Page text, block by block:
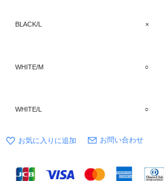
BLACK/L ×
WHITE/M ○
WHITE/L ○
お問い合わせ